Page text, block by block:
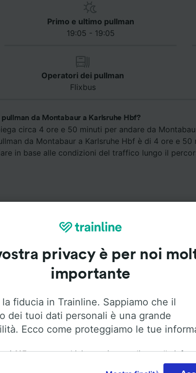
Primo e ultimo pullman
19:05 - 19:05
Operatori dei pullman
Flixbus
da Montabaur a Karlsruhe Hbf?
circa 4 ore e 50 minuti per andare da
da Montabaur a Karlsruhe Hbf è di 4 ore e 50
in base alle condizioni del traffico lungo il
Servizi a bordo
a Karlsruhe Hbf con Flixbus . Utilizza le
privacy è per noi
importante
la fiducia in Trainline. Sappiamo che il
dei tuoi dati personali è una grande
Ecco come proteggiamo le tue
115partner archiviamo e/o accediamo alle
dell'utente, come gli ID univoci nei cookie, per il